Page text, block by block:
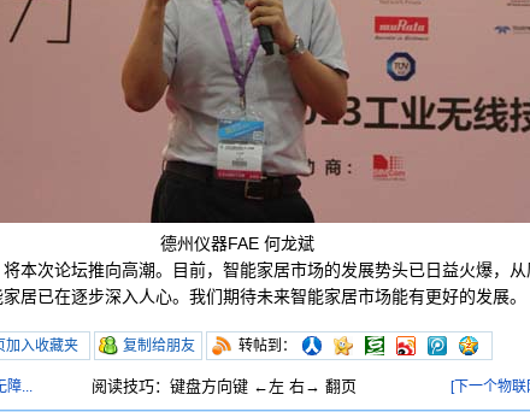
德州仪器FAE 何龙斌
次论坛推向高潮。目前，智能家居市场的发展势头已日益火爆，从
居已在逐步深入人心。我们期待未来智能家居市场能有更好的发展。
加入收藏夹 复制给朋友 转帖到：
障... 阅读技巧：键盘方向键 ←左 右→ 翻页 [下一个物